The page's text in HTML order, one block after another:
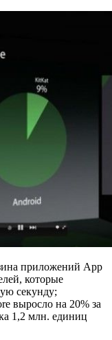
приложений App
которые
секунду;
выросло на 20% за
1,2 млн. единиц